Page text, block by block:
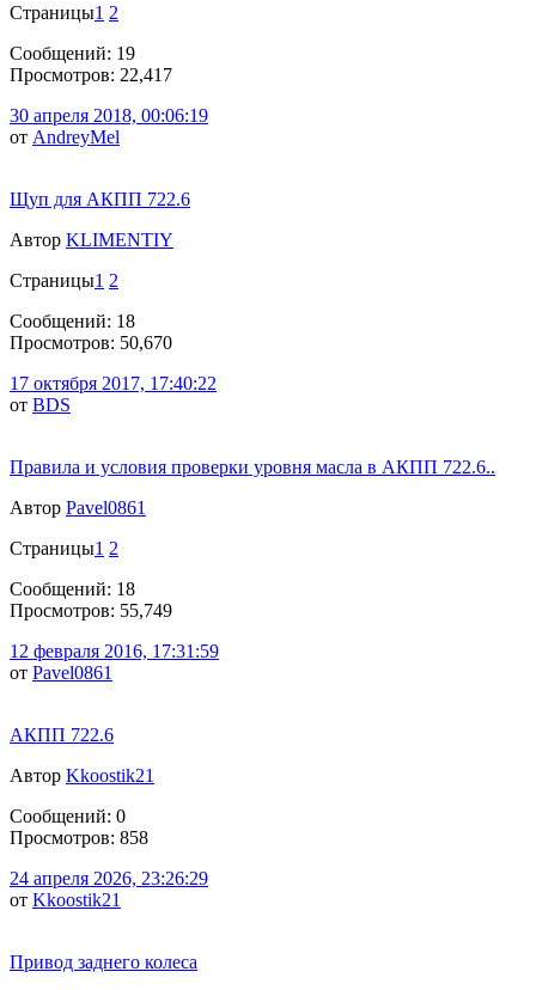
Страницы1 2
Сообщений: 19
Просмотров: 22,417
30 апреля 2018, 00:06:19
от AndreyMel
Щуп для АКПП 722.6
Автор KLIMENTIY
Страницы1 2
Сообщений: 18
Просмотров: 50,670
17 октября 2017, 17:40:22
от BDS
Правила и условия проверки уровня масла в АКПП 722.6..
Автор Pavel0861
Страницы1 2
Сообщений: 18
Просмотров: 55,749
12 февраля 2016, 17:31:59
от Pavel0861
АКПП 722.6
Автор Kkoostik21
Сообщений: 0
Просмотров: 858
24 апреля 2026, 23:26:29
от Kkoostik21
Привод заднего колеса